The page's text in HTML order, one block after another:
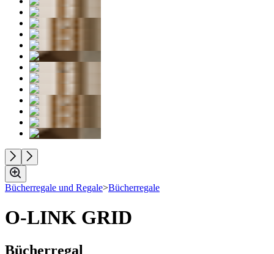
Bücherregale und Regale>Bücherregale
O-LINK GRID
Bücherregal